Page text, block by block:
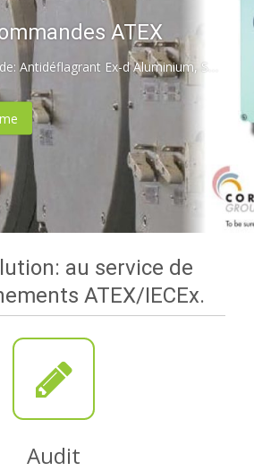
ATEX
au service de
ATEX/IECEx.
Audit